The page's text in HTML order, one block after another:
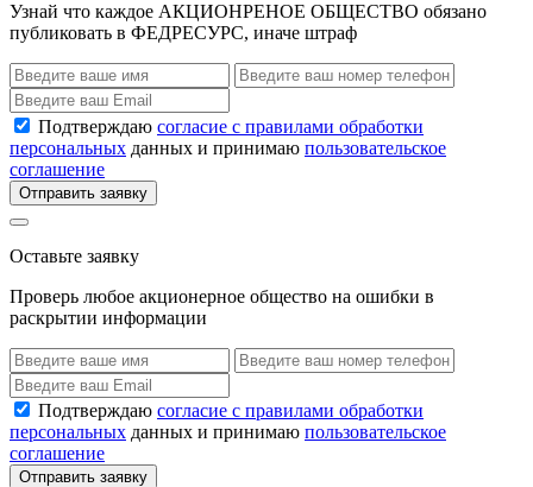
Узнай что каждое АКЦИОНРЕНОЕ ОБЩЕСТВО обязано
публиковать в ФЕДРЕСУРС, иначе штраф
Подтверждаю согласие с правилами обработки
персональных данных и принимаю пользовательское
соглашение
Отправить заявку
Оставьте заявку
Проверь любое акционерное общество на ошибки в
раскрытии информации
Подтверждаю согласие с правилами обработки
персональных данных и принимаю пользовательское
соглашение
Отправить заявку